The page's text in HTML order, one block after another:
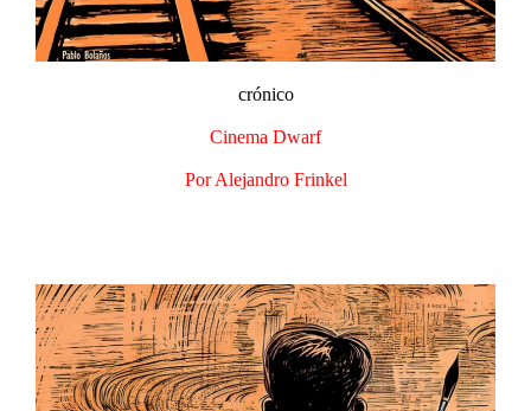
crónico
Cinema Dwarf
Por Alejandro Frinkel